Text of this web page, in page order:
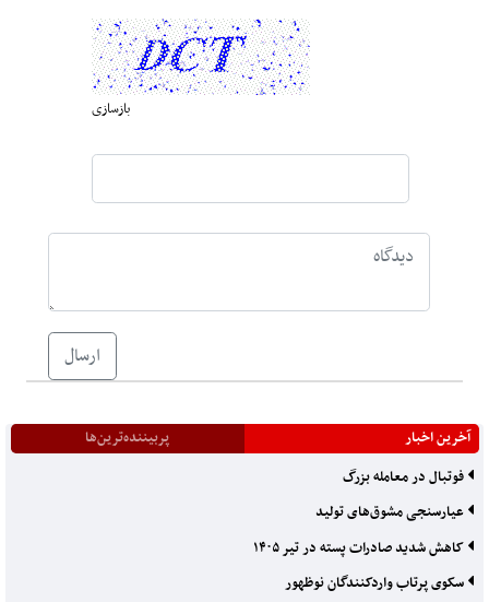
بازسازی
ارسال
آخرین اخبار
پربیننده‌ترین‌ها
فوتبال در معامله بزرگ
عیارسنجی مشوق‌های تولید
کاهش شدید صادرات پسته در تیر ۱۴۰۵
سکوی پرتاب واردکنندگان نوظهور